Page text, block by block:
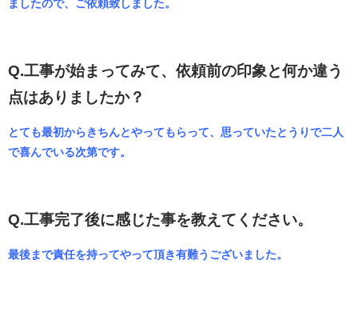
ましたので、ご依頼致しました。
Q.工事が始まってみて、依頼前の印象と何か違う
点はありましたか？
とても最初からきちんとやってもらって、思っていたとうりで二人
で喜んでいる次第です。
Q.工事完了後に感じた事を教えてください。
最後まで責任を持ってやって頂き有難うございました。